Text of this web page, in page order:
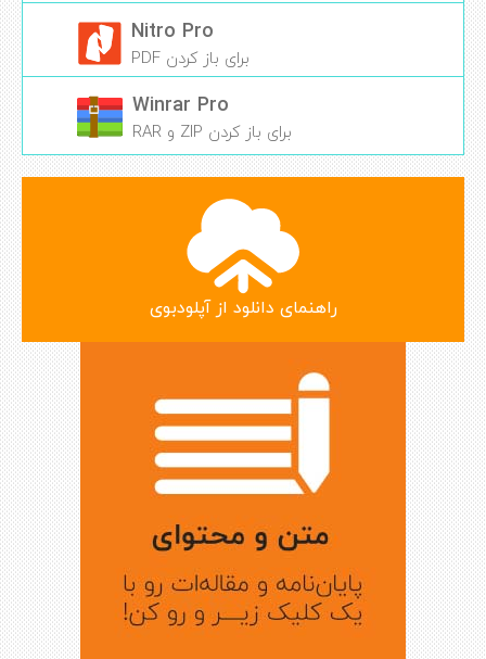
Nitro Pro
برای باز کردن PDF
Winrar Pro
برای باز کردن ZIP و RAR
راهنمای دانلود از آپلودبوی